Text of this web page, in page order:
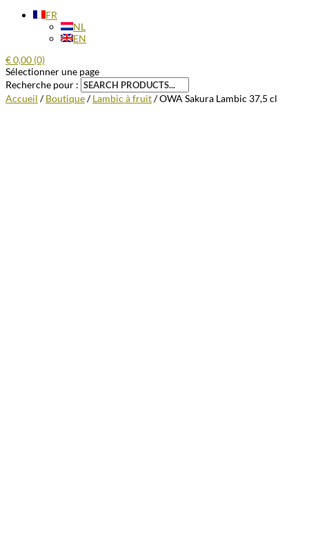
FR
NL
EN
€0,00 (0)
Sélectionner une page
Recherche pour :
Accueil /Boutique/Lambic à fruit/ OWA Sakura Lambic 37,5 cl